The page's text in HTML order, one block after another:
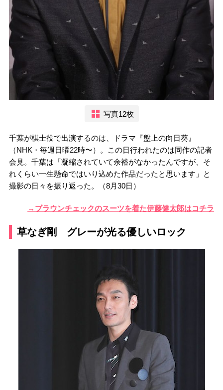
写真12枚
千葉が棋士役で出演するのは、ドラマ『盤上の向日葵』
（NHK・毎週日曜22時〜）。この日行われたのは同作の記者
会見。千葉は「凝縮されていて余裕がなかったんですが、そ
れくらい一生懸命ではいり込めた作品だったと思います」と
撮影の日々を振り返った。（8月30日）
→ブラウンチェックのスーツを着た伊藤健太郎はコチラ
草なぎ剛 グレーが光る優しいロック